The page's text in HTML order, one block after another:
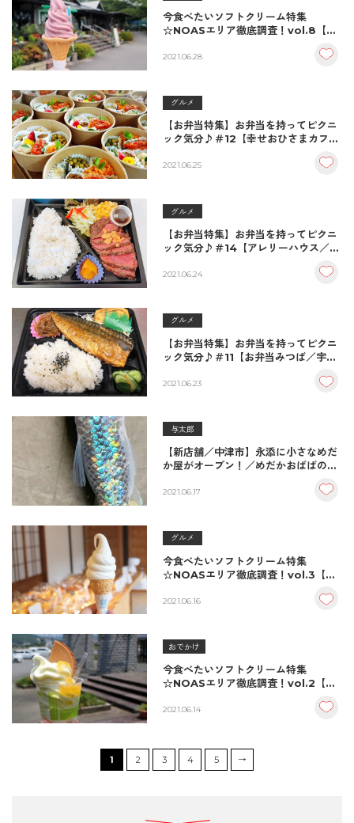
今食べたいソフトクリーム特集
☆NOASエリア徹底調査！vol.8【小
2021.06.28
グルメ
【お弁当特集】お弁当を持ってピクニ
ック気分♪＃12【幸せおひさまカフェ
2021.06.25
グルメ
【お弁当特集】お弁当を持ってピクニ
ック気分♪＃14【アレリーハウス／宇
2021.06.24
グルメ
【お弁当特集】お弁当を持ってピクニ
ック気分♪＃11【お弁当みつば／宇佐
2021.06.23
与太郎
【新店舗／中津市】永添に小さなめだ
か屋がオープン！／めだかおばばのお
2021.06.17
グルメ
今食べたいソフトクリーム特集
☆NOASエリア徹底調査！vol.3【パ
2021.06.16
おでかけ
今食べたいソフトクリーム特集
☆NOASエリア徹底調査！vol.2【道
2021.06.14
1 2 3 4 5 →